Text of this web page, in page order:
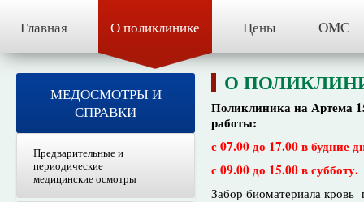
Главная О поликлинике Цены OMC
МЕДОСМОТРЫ И
СПРАВКИ
Предварительные и
периодические
медицинские осмотры
О
Поликлиника на Артема
работы:
с 07.00 до 17.00 в будние
с 09.00 до 15.00 в субботу.
Забор биоматериала кровь